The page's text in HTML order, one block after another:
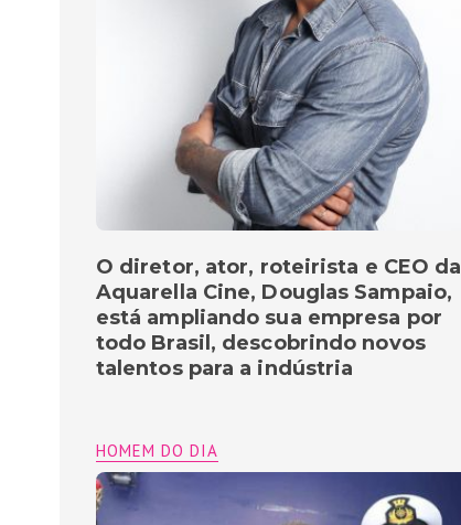
O diretor, ator, roteirista e CEO da
Aquarella Cine, Douglas Sampaio,
está ampliando sua empresa por
todo Brasil, descobrindo novos
talentos para a indústria
HOMEM DO DIA